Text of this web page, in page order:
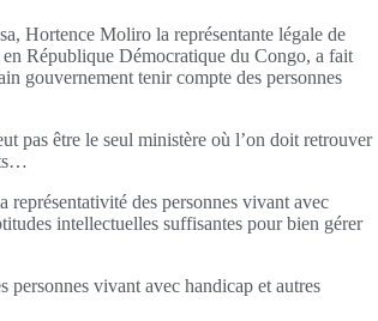
Hortence Moliro la représentante légale de
République Démocratique du Congo, a fait
gouvernement tenir compte des personnes
pas être le seul ministère où l’on doit retrouver
des personnes vivant avec
intellectuelles suffisantes pour bien gérer
personnes vivant avec handicap et autres